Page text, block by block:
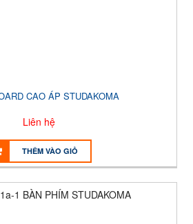
CAO ÁP STUDAKOMA
Liên hệ
THÊM VÀO GIỎ